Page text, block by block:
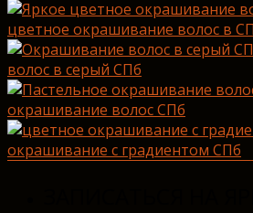
цветное окрашивание волос в
волос в серый СПб
окрашивание волос СПб
окрашивание с градиентом СПб